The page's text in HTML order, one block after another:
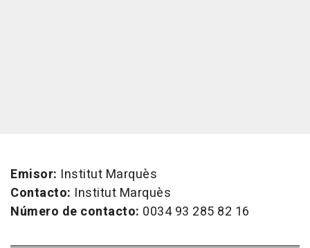
Emisor: Institut Marquès
Contacto: Institut Marquès
Número de contacto: 0034 93 285 82 16